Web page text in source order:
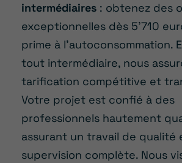
intermédiaires : obtenez des
exceptionnelles dès 5’710
prime à l’autoconsommation.
tout intermédiaire, nous
tarification compétitive et
Votre projet est confié à des
professionnels hautement
assurant un travail de qualité
supervision complète. Nous